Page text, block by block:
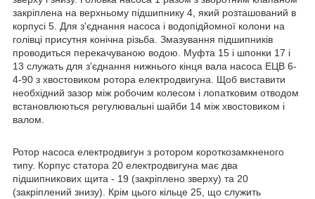
закріплена на верхньому підшипнику 4, який розташований в
корпусі 5. Для з'єднання насоса і водопідйомної колони на
голівці присутня конічна різьба. Змазування підшипників
проводиться перекачуваною водою. Муфта 15 і шпонки 17 і
13 служать для з'єднання нижнього кінця вала насоса ЕЦВ 6-
4-90 з хвостовиком ротора електродвигуна. Щоб виставити
необхідний зазор між робочим колесом і лопатковим отводом
встановлюються регулювальні шайби 14 між хвостовиком і
валом.
Ротор насоса електродвигун з ротором короткозамкненого
типу. Корпус статора 20 електродвигуна має два
підшипникових щита - 19 (закріплено зверху) та 20
(закріплений знизу). Крім цього кільце 25, що служить